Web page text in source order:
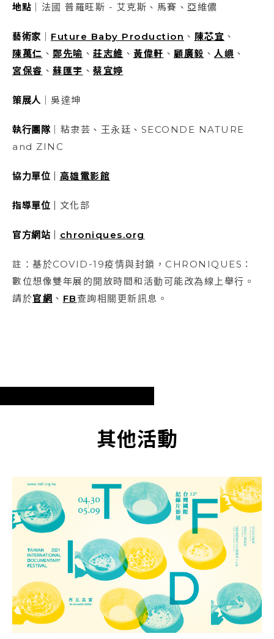
地點 ｜法國 普羅旺斯 - 艾克斯、 馬賽、亞維儂
藝術家 Future Baby Production 、 陳芯宜 、
陳萬仁 、 鄭先喻 、 莊志維 、 黃偉軒 、 顧廣毅 、 人嶼 、
宮保睿 、 蘇匯宇 、 蔡宜婷
策展人｜吳達坤
執行團隊｜粘隶芸、王永廷、SECONDE NATURE
and ZINC
協力單位｜ 高雄電影館
指導單位｜ 文化部
官方網站｜ chroniques.org
註：基於COVID-19疫情與封鎖，CHRONIQUES：
數位想像雙年展的開放時間和活動可能改為線上舉行。
請於官網 、 FB查詢相關更新訊息。
其他活動